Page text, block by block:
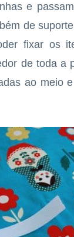
e
de
fixar os
de toda a
ao meio